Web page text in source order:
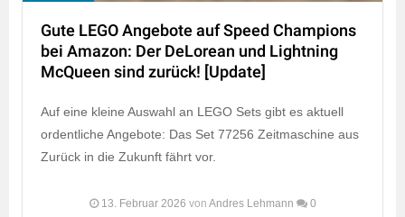
Gute LEGO Angebote auf Speed Champions
bei Amazon: Der DeLorean und Lightning
McQueen sind zurück! [Update]
Auf eine kleine Auswahl an LEGO Sets gibt es aktuell
ordentliche Angebote: Das Set 77256 Zeitmaschine aus
Zurück in die Zukunft fährt vor.
13. Februar 2026 von Andres Lehmann 0